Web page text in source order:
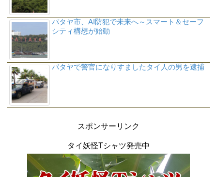
パタヤ市、AI防犯で未来へ～スマート＆セーフ
シティ構想が始動
パタヤで警官になりすましたタイ人の男を逮捕
スポンサーリンク
タイ妖怪Tシャツ発売中